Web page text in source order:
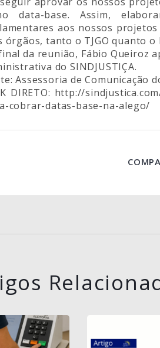
data-base. Assim,
aos nossos
órgãos, tanto o TJGO quanto o
da reunião, Fábio Queiroz
do SINDJUSTIÇA.
Assessoria de Comunicação
DIRETO: http://
cobrar-datas-base-na-alego/